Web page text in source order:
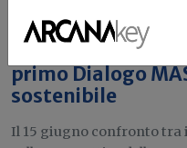
Attualità
“Da Fermi al
primo Dialogo
sostenibile
Il 15 giugno confronto